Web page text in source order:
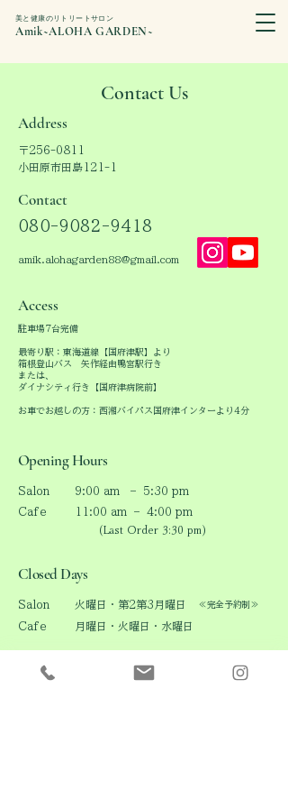
美と健康のリトリートサロン
Amik~ALOHA GARDEN~
Contact Us
Address
〒256-0811
小田原市田島121-1
Contact
080-9082-9418
amik.alohagarden88@gmail.com
​Access
駐車場7台完備
​最寄り駅：東海道線【国府津駅】より
箱根登山バス 矢作経由鴨宮駅行き
または、
ダイナシティ行き【国府津病院前】
​お車でお越しの方：西湘バイパス国府津インターより4分
Opening Hours
Salon
9:00 am – 5:30 pm
Cafe
11:00 am – 4:00 pm
(Last Order 3:30 pm)​
Closed Days
Salon 火曜日・第2第3月曜日 ≪完全予約制≫
Cafe 月曜日・火曜日・水曜日